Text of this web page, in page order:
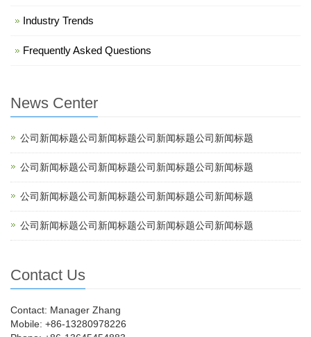
Industry Trends
Frequently Asked Questions
News Center
公司新闻标题公司新闻标题公司新闻标题公司新闻标题
公司新闻标题公司新闻标题公司新闻标题公司新闻标题
公司新闻标题公司新闻标题公司新闻标题公司新闻标题
公司新闻标题公司新闻标题公司新闻标题公司新闻标题
Contact Us
Contact: Manager Zhang
Mobile: +86-13280978226